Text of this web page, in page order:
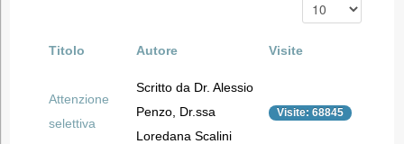
Titolo Autore Visite
Attenzione
selettiva
Scritto da Dr. Alessio
Penzo, Dr.ssa
Loredana Scalini
Visite: 68845